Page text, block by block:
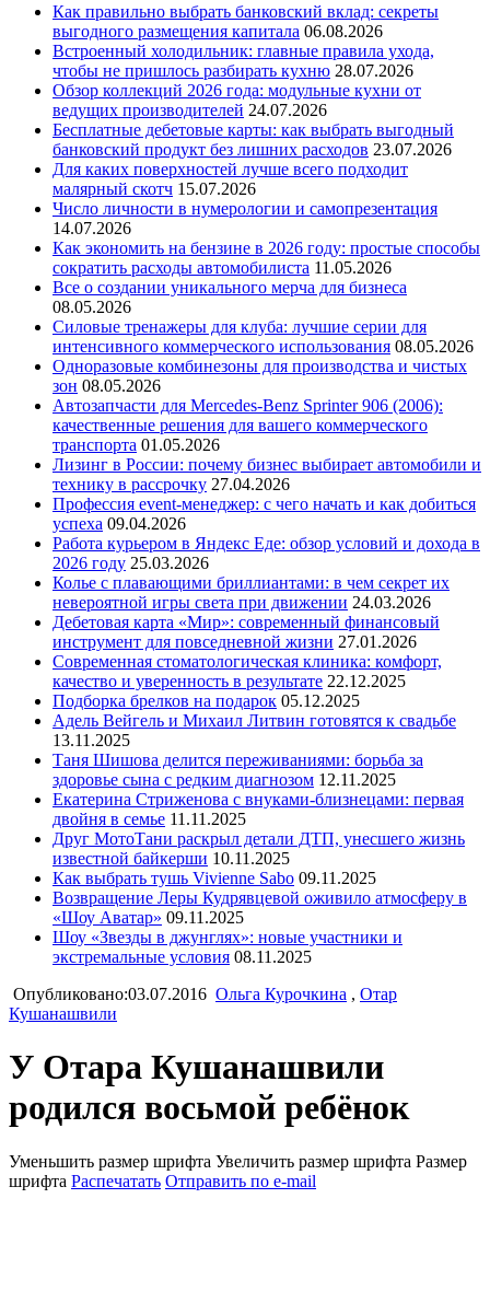
Как правильно выбрать банковский вклад: секреты
выгодного размещения капитала 06.08.2026
Встроенный холодильник: главные правила ухода,
чтобы не пришлось разбирать кухню 28.07.2026
Обзор коллекций 2026 года: модульные кухни от
ведущих производителей 24.07.2026
Бесплатные дебетовые карты: как выбрать выгодный
банковский продукт без лишних расходов 23.07.2026
Для каких поверхностей лучше всего подходит
малярный скотч 15.07.2026
Число личности в нумерологии и самопрезентация
14.07.2026
Как экономить на бензине в 2026 году: простые способы
сократить расходы автомобилиста 11.05.2026
Все о создании уникального мерча для бизнеса
08.05.2026
Силовые тренажеры для клуба: лучшие серии для
интенсивного коммерческого использования 08.05.2026
Одноразовые комбинезоны для производства и чистых
зон 08.05.2026
Автозапчасти для Mercedes-Benz Sprinter 906 (2006):
качественные решения для вашего коммерческого
транспорта 01.05.2026
Лизинг в России: почему бизнес выбирает автомобили и
технику в рассрочку 27.04.2026
Профессия event-менеджер: с чего начать и как добиться
успеха 09.04.2026
Работа курьером в Яндекс Еде: обзор условий и дохода в
2026 году 25.03.2026
Колье с плавающими бриллиантами: в чем секрет их
невероятной игры света при движении 24.03.2026
Дебетовая карта «Мир»: современный финансовый
инструмент для повседневной жизни 27.01.2026
Современная стоматологическая клиника: комфорт,
качество и уверенность в результате 22.12.2025
Подборка брелков на подарок 05.12.2025
Адель Вейгель и Михаил Литвин готовятся к свадьбе
13.11.2025
Таня Шишова делится переживаниями: борьба за
здоровье сына с редким диагнозом 12.11.2025
Екатерина Стриженова с внуками-близнецами: первая
двойня в семье 11.11.2025
Друг МотоТани раскрыл детали ДТП, унесшего жизнь
известной байкерши 10.11.2025
Как выбрать тушь Vivienne Sabo 09.11.2025
Возвращение Леры Кудрявцевой оживило атмосферу в
«Шоу Аватар» 09.11.2025
Шоу «Звезды в джунглях»: новые участники и
экстремальные условия 08.11.2025
Опубликовано:03.07.2016 Ольга Курочкина , Отар
Кушанашвили
У Отара Кушанашвили
родился восьмой ребёнок
Уменьшить размер шрифта Увеличить размер шрифта Размер
шрифта Распечатать Отправить по e-mail